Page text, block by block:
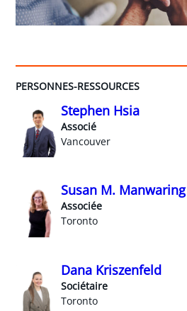
PERSONNES-RESSOURCES
Stephen Hsia
Associé
Vancouver
Susan M. Manwaring
Associée
Toronto
Dana Kriszenfeld
Sociétaire
Toronto